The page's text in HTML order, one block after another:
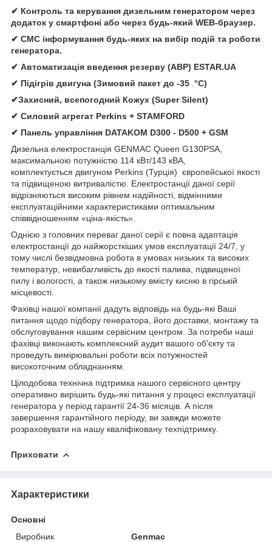
✔ Контроль та керування дизельним генератором через
додаток у смартфоні або через будь-який WEB-браузер.
✔ СМС інформування будь-яких на вибір подій та роботи
генератора.
✔ Автоматизація введення резерву (АВР) ESTAR.UA
✔ Підігрів двигуна (Зимовий пакет до -35 °C)
✔Захисний, всепогодний Кожух (Super Silent)
✔ Силовий агрегат Perkins + STAMFORD
✔ Панель управління DATAKOM D300 - D500 + GSM
Дизельна електростанція GENMAC Queen G130PSA,
максимальною потужністю 114 кВт/143 кВА,
комплектується двигуном Perkins (Турція) європейської якості
та підвищеною витривалістю. Електростанції даної серії
відрізняються високим рівнем надійності, відмінними
експлуатаційними характеристиками оптимальним
співвідношенням «ціна-якість».
Однією з головних переваг даної серії є повна адаптація
електростанції до найжорсткіших умов експлуатації 24/7, у
тому числі безвідмовна робота в умовах низьких та високих
температур, невибагливість до якості палива, підвищеної
пилу і вологості, а також низькому вмісту кисню в гірській
місцевості.
Фахівці нашої компанії дадуть відповідь на будь-які Ваші
питання щодо підбору генератора, його доставки, монтажу та
обслуговування нашим сервісним центром. За потреби наші
фахівці виконають комплексний аудит вашого об'єкту та
проведуть вимірювальні роботи всіх потужностей
високоточним обладнанням.
Цілодобова технічна підтримка нашого сервісного центру
оперативно вирішить будь-які питання у процесі експлуатації
генератора у період гарантії 24-36 місяців. А після
завершення гарантійного періоду, ви завжди можете
розраховувати на нашу кваліфіковану техпідтримку.
Приховати
Характеристики
Основні
Виробник
Genmac